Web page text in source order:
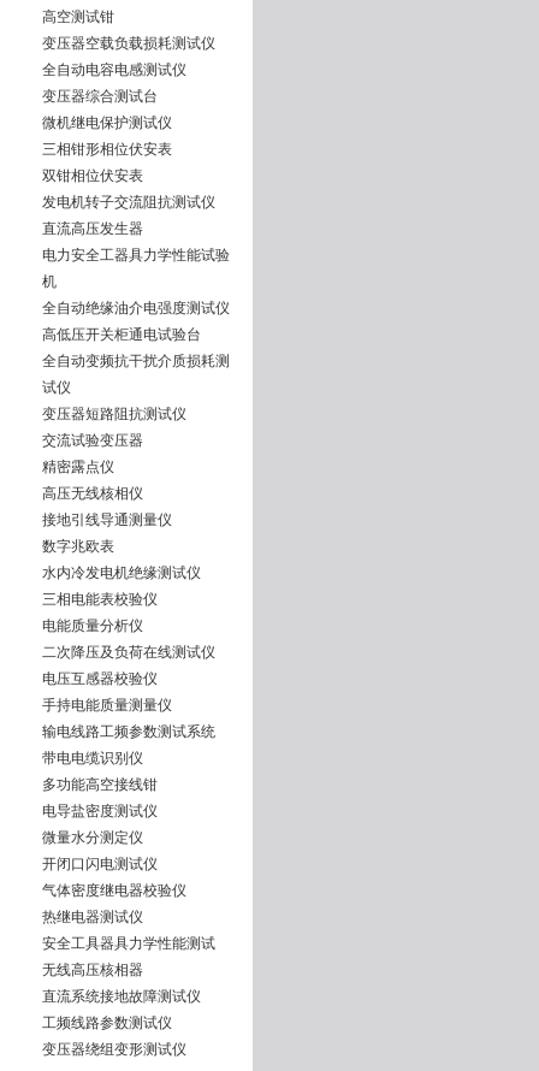
高空测试钳
变压器空载负载损耗测试仪
全自动电容电感测试仪
变压器综合测试台
微机继电保护测试仪
三相钳形相位伏安表
双钳相位伏安表
发电机转子交流阻抗测试仪
直流高压发生器
电力安全工器具力学性能试验
机
全自动绝缘油介电强度测试仪
高低压开关柜通电试验台
全自动变频抗干扰介质损耗测
试仪
变压器短路阻抗测试仪
交流试验变压器
精密露点仪
高压无线核相仪
接地引线导通测量仪
数字兆欧表
水内冷发电机绝缘测试仪
三相电能表校验仪
电能质量分析仪
二次降压及负荷在线测试仪
电压互感器校验仪
手持电能质量测量仪
输电线路工频参数测试系统
带电电缆识别仪
多功能高空接线钳
电导盐密度测试仪
微量水分测定仪
开闭口闪电测试仪
气体密度继电器校验仪
热继电器测试仪
安全工具器具力学性能测试
无线高压核相器
直流系统接地故障测试仪
工频线路参数测试仪
变压器绕组变形测试仪